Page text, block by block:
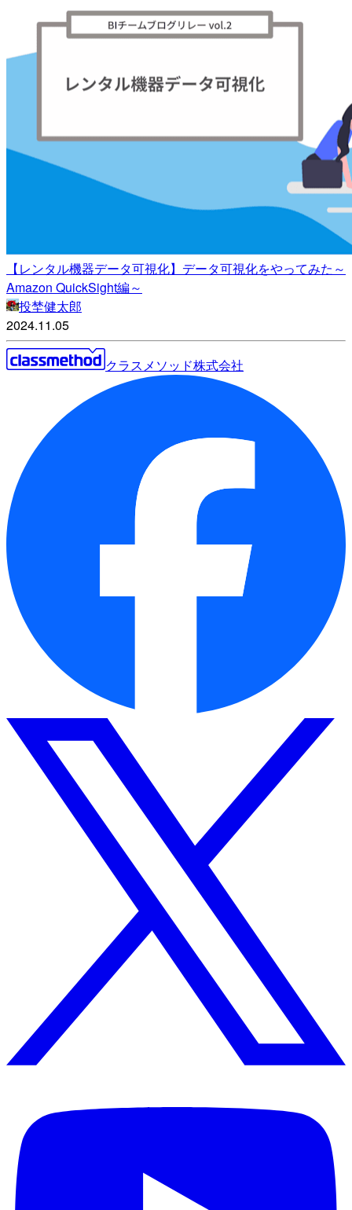
【レンタル機器データ可視化】データ可視化をやってみた～
Amazon QuickSight編～
投埜健太郎
2024.11.05
クラスメソッド株式会社